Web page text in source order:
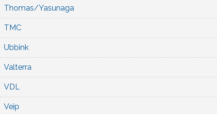
Thomas/Yasunaga
TMC
Ubbink
Valterra
VDL
Veip